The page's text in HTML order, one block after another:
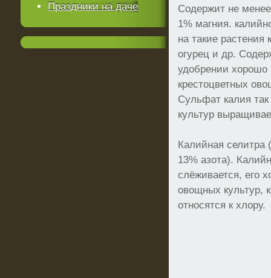
Содержит не
1% магния.
на такие растения
огурец и др.
удобрении хорошо
крестоцветных
Сульфат калия
культур
Калийная селитра
13% азота).
слёживается, его
овощных культур,
относятся к хлору.
Праздники на даче